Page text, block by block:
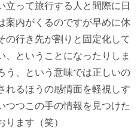
立って旅行する人と間際に日
案内がくるのですが早めに休
の行き先が割りと固定化して
、ということになったりしま
う、という意味では正しいの
るほうの感情面を軽視しす
つつこの手の情報を見つけた
ります（笑）